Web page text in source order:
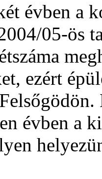
évben a
05-ös
ezért
évben a